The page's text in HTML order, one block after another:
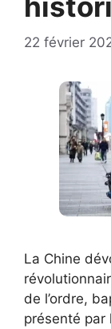
22 février
La Chine
de l’ordre,
présenté par